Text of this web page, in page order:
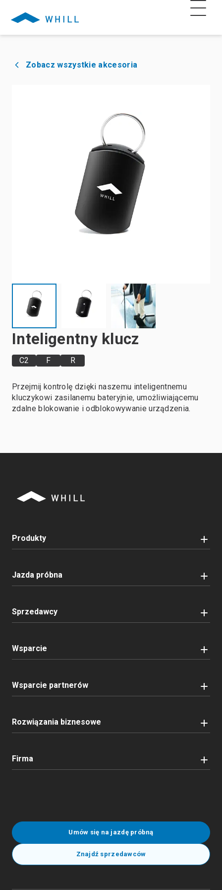
Zobacz wszystkie akcesoria
Inteligentny klucz
C2 F R
Przejmij kontrolę dzięki naszemu inteligentnemu
kluczykowi zasilanemu bateryjnie, umożliwiającemu
zdalne blokowanie i odblokowywanie urządzenia.
Produkty
Jazda próbna
Sprzedawcy
Wsparcie
Wsparcie partnerów
Rozwiązania biznesowe
Firma
Umów się na jazdę próbną
Znajdź sprzedawców